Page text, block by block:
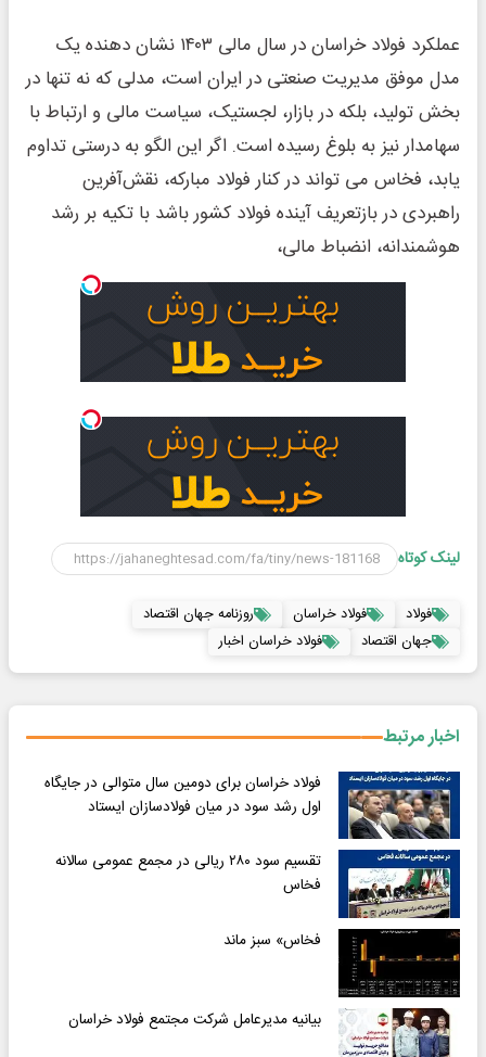
عملکرد فولاد خراسان در سال مالی ۱۴۰۳ نشان ‌دهنده یک
مدل موفق مدیریت صنعتی در ایران است، مدلی که نه‌ تنها در
بخش تولید، بلکه در بازار، لجستیک، سیاست مالی و ارتباط با
سهامدار نیز به بلوغ رسیده است. اگر این الگو به‌ درستی تداوم
یابد، فخاس می ‌تواند در کنار فولاد مبارکه، نقش‌آفرین
راهبردی در بازتعریف آینده فولاد کشور باشد با تکیه بر رشد
هوشمندانه، انضباط مالی،
لینک کوتاه
فولاد فولاد خراسان
روزنامه جهان اقتصاد
جهان اقتصاد
فولاد خراسان اخبار
اخبار مرتبط
فولاد خراسان برای دومین سال متوالی در جایگاه
اول رشد سود در میان فولادسازان ایستاد
تقسیم سود ۲۸۰ ریالی در مجمع عمومی سالانه
فخاس
فخاس» سبز ماند
بیانیه مدیرعامل شرکت مجتمع فولاد خراسان